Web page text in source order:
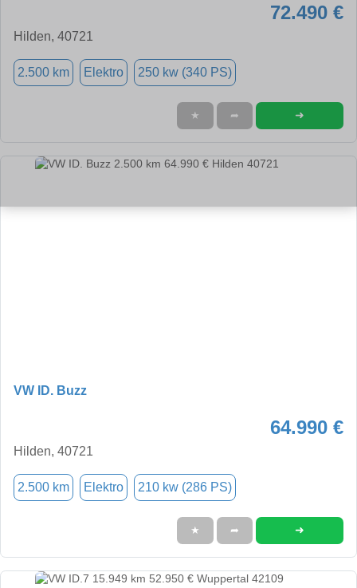
72.490 €
Hilden, 40721
2.500 km Elektro 250 kw (340 PS)
★ ➦ ➜
VW ID. Buzz
64.990 €
Hilden, 40721
2.500 km Elektro 210 kw (286 PS)
★ ➦ ➜